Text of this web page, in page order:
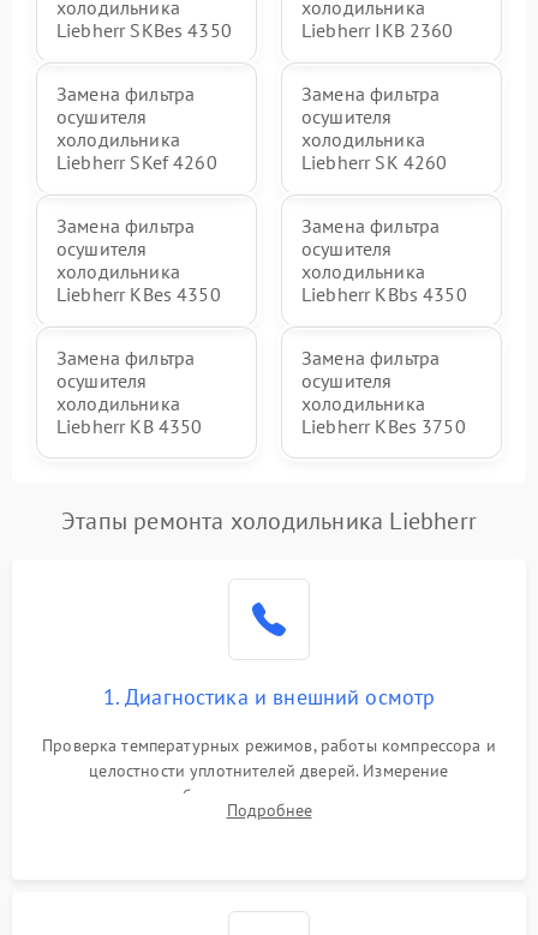
холодильника
Liebherr SKBes 4350
холодильника
Liebherr IKB 2360
Замена фильтра
осушителя
холодильника
Liebherr SKef 4260
Замена фильтра
осушителя
холодильника
Liebherr SK 4260
Замена фильтра
осушителя
холодильника
Liebherr KBes 4350
Замена фильтра
осушителя
холодильника
Liebherr KBbs 4350
Замена фильтра
осушителя
холодильника
Liebherr KB 4350
Замена фильтра
осушителя
холодильника
Liebherr KBes 3750
Этапы ремонта холодильника Liebherr
1. Диагностика и внешний осмотр
Проверка температурных режимов, работы компрессора и
целостности уплотнителей дверей. Измерение
сопротивления обмоток мотора, проверка термостата и
считывание кодов ошибок с электронного дисплея.
Подробнее